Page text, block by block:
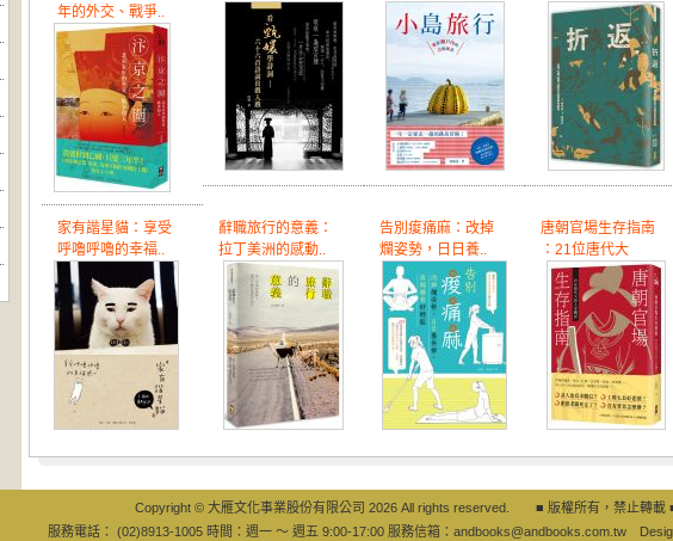
年的外交、戰爭..
家有諧星貓：享受
呼嚕呼嚕的幸福..
辭職旅行的意義：
拉丁美洲的感動..
告別痠痛麻：改掉
爛姿勢，日日養..
唐朝官場生存指南
：21位唐代大
Copyright © 大雁文化事業股份有限公司 2026 All rights reserved. ■ 版權所有，禁止轉載
服務電話： (02)8913-1005 時間：週一 ～ 週五 9:00-17:00 服務信箱： andbooks@andbooks.com.tw